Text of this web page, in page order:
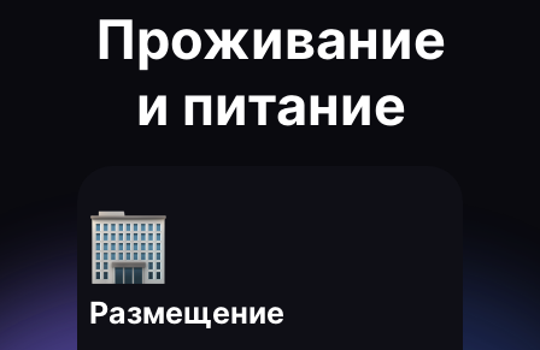
Проживание
и питание
Размещение